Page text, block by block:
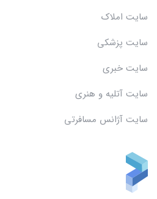
سایت املاک
سایت پزشکی
سایت خبری
سایت آتلیه و هنری
سایت آژانس مسافرتی